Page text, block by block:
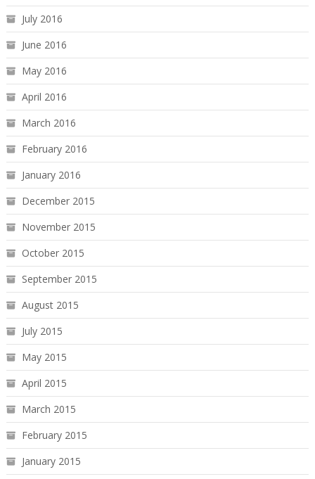
July 2016
June 2016
May 2016
April 2016
March 2016
February 2016
January 2016
December 2015
November 2015
October 2015
September 2015
August 2015
July 2015
May 2015
April 2015
March 2015
February 2015
January 2015